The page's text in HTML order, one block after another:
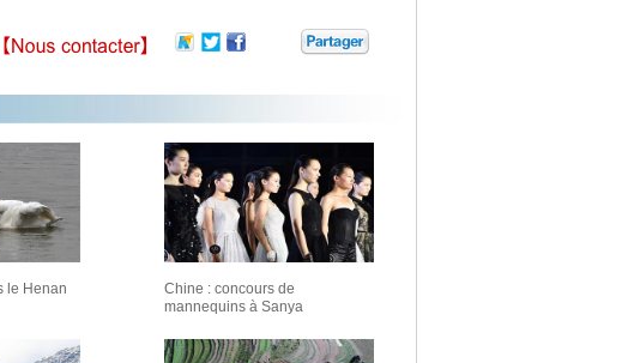
le Henan
Chine : concours de
mannequins à Sanya